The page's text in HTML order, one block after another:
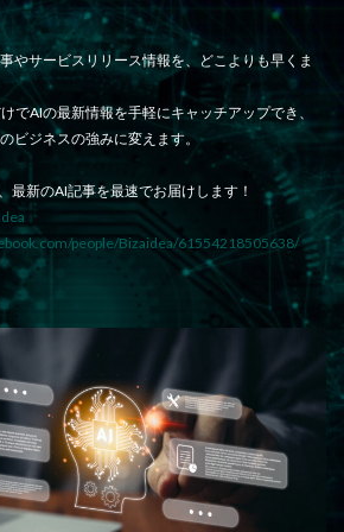
やサービスリリース情報を、どこよりも早くま
でAIの最新情報を手軽にキャッチアップでき、
ビジネスの強みに変えます。
最新のAI記事を最速でお届けします！
people/Bizaidea/61554218505638/